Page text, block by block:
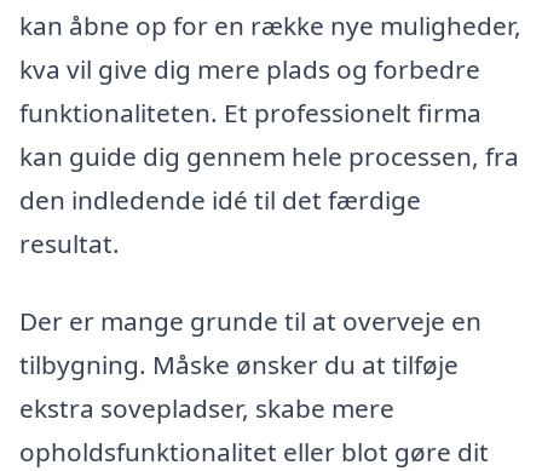
kan åbne op for en række nye muligheder,
kva vil give dig mere plads og forbedre
funktionaliteten. Et professionelt firma
kan guide dig gennem hele processen, fra
den indledende idé til det færdige
resultat.
Der er mange grunde til at overveje en
tilbygning. Måske ønsker du at tilføje
ekstra sovepladser, skabe mere
opholdsfunktionalitet eller blot gøre dit